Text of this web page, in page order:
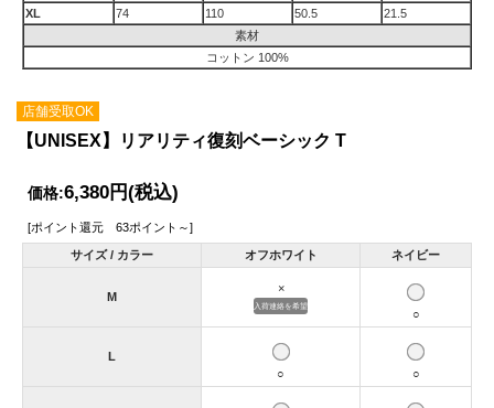
XL
74 110 50.5
21.5
素材
コットン 100%
店舗受取OK
【UNISEX】リアリティ復刻ベーシック T
価格:6,380円(税込)
[ポイント還元 63ポイント～]
サイズ / カラー オフホワイト ネイビー
M
×
入荷連絡を希望
○
L
○
○